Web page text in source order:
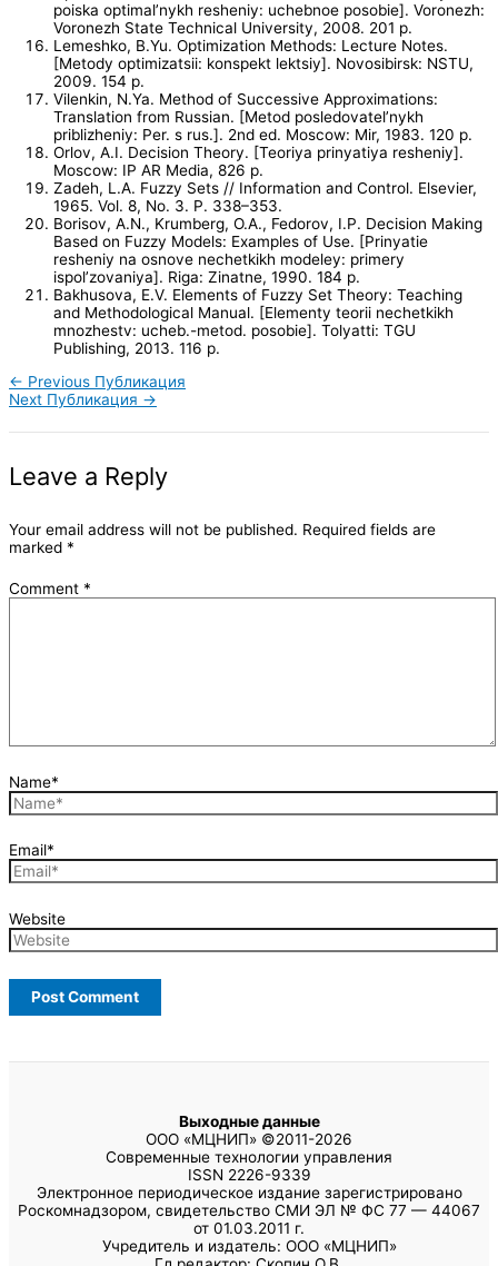
poiska optimal’nykh resheniy: uchebnoe posobie]. Voronezh:
Voronezh State Technical University, 2008. 201 p.
Lemeshko, B.Yu. Optimization Methods: Lecture Notes.
[Metody optimizatsii: konspekt lektsiy]. Novosibirsk: NSTU,
2009. 154 p.
Vilenkin, N.Ya. Method of Successive Approximations:
Translation from Russian. [Metod posledovatel’nykh
priblizheniy: Per. s rus.]. 2nd ed. Moscow: Mir, 1983. 120 p.
Orlov, A.I. Decision Theory. [Teoriya prinyatiya resheniy].
Moscow: IP AR Media, 826 p.
Zadeh, L.A. Fuzzy Sets // Information and Control. Elsevier,
1965. Vol. 8, No. 3. P. 338–353.
Borisov, A.N., Krumberg, O.A., Fedorov, I.P. Decision Making
Based on Fuzzy Models: Examples of Use. [Prinyatie
resheniy na osnove nechetkikh modeley: primery
ispol’zovaniya]. Riga: Zinatne, 1990. 184 p.
Bakhusova, E.V. Elements of Fuzzy Set Theory: Teaching
and Methodological Manual. [Elementy teorii nechetkikh
mnozhestv: ucheb.-metod. posobie]. Tolyatti: TGU
Publishing, 2013. 116 p.
← Previous Публикация
Next Публикация →
Leave a Reply
Your email address will not be published. Required fields are
marked *
Comment *
Name*
Email*
Website
Выходные данные
ООО «МЦНИП» ©2011-2026
Современные технологии управления
ISSN 2226-9339
Электронное периодическое издание зарегистрировано
Роскомнадзором, свидетельство СМИ ЭЛ № ФС 77 — 44067
от 01.03.2011 г.
Учредитель и издатель: ООО «МЦНИП»